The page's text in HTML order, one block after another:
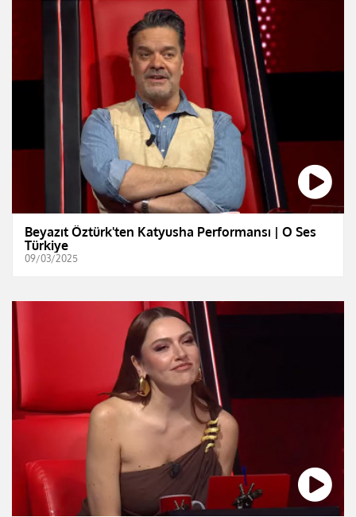
Beyazıt Öztürk'ten Katyusha Performansı | O Ses
Türkiye
09/03/2025